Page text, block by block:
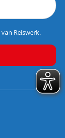
van Reiswerk.